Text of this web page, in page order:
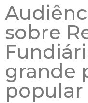
sobre
grande
popular